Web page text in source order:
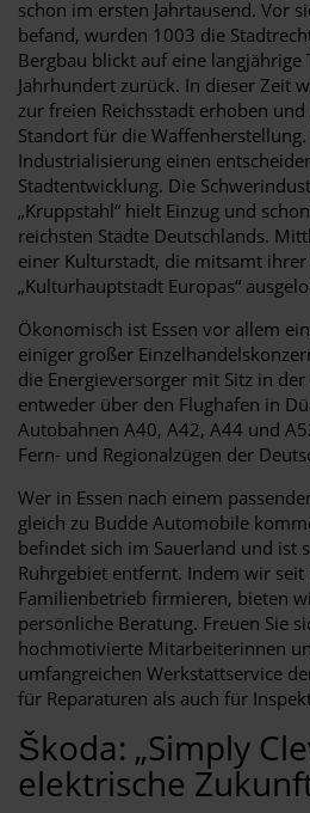
schon im ersten Jahrtausend. Vor
befand, wurden 1003 die
Bergbau blickt auf eine langjährige
Jahrhundert zurück. In dieser Zeit
zur freien Reichsstadt erhoben
Standort für die
Industrialisierung einen
Stadtentwicklung. Die
„Kruppstahl“ hielt Einzug und
reichsten Städte Deutschlands.
einer Kulturstadt, die mitsamt
„Kulturhauptstadt Europas“
Ökonomisch ist Essen vor allem
einiger großer
die Energieversorger mit Sitz in
entweder über den Flughafen in
Autobahnen A40, A42, A44 und
Fern- und Regionalzügen der
Wer in Essen nach einem
gleich zu Budde Automobile
befindet sich im Sauerland und ist
Ruhrgebiet entfernt. Indem wir seit
Familienbetrieb firmieren, bieten
persönliche Beratung. Freuen Sie
hochmotivierte Mitarbeiterinnen
umfangreichen Werkstattservice
für Reparaturen als auch für
Škoda: „Simply
elektrische